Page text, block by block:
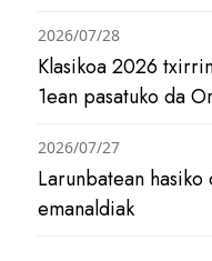
Klasikoa 2026
1ean pasatuko da
2026/07/28
Larunbatean
emanaldiak
2026/07/27